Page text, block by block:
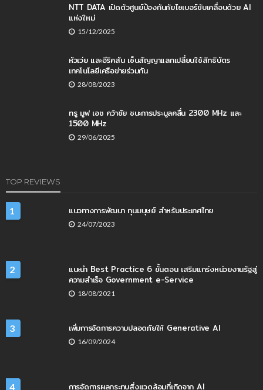
NTT DATA เปิดตัวศูนย์ป้องกันภัยไซเบอร์ขับเคลื่อนด้วย AI
แห่งใหม่
15/12/2025
หัวเว่ย และอีริคสัน เซ็นสัญญาแลกเปลี่ยนใช้สิทธิบัตร
เทคโนโลยีเครือข่ายร่วมกัน
28/08/2023
ทรู มูฟ เอช คว้าชัย ชนะการประมูลคลื่น 2300 MHz และ
1500 MHz
29/06/2025
TOP REVIEWS
1 แนวทางการพัฒนา ทุนมนุษย์ สำหรับประเทศไทย
24/07/2023
2
แนะนำ Best Practice 6 ขั้นตอน เสริมแกร่งหน่วยงานรัฐสู่
ความสำเร็จ Government e-Service
18/08/2021
3 เพิ่มการจัดการความปลอดภัยให้ Generative AI
16/09/2024
4 การจัดการผลกระทบสิ่งแวดล้อมที่เกิดจาก AI